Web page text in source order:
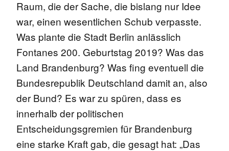
Raum, die der Sache, die bislang nur Idee
war, einen wesentlichen Schub verpasste.
Was plante die Stadt Berlin anlässlich
Fontanes 200. Geburtstag 2019? Was das
Land Brandenburg? Was fing eventuell die
Bundesrepublik Deutschland damit an, also
der Bund? Es war zu spüren, dass es
innerhalb der politischen
Entscheidungsgremien für Brandenburg
eine starke Kraft gab, die gesagt hat: „Das